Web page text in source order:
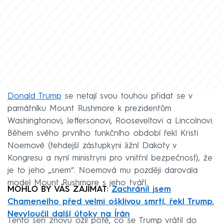
Donald Trump se netají svou touhou přidat se v
památníku Mount Rushmore k prezidentům
Washingtonovi, Jeffersonovi, Rooseveltovi a Lincolnovi.
Během svého prvního funkčního období řekl Kristi
Noemové (tehdejší zástupkyni Jižní Dakoty v
Kongresu a nyní ministryni pro vnitřní bezpečnost), že
je to jeho „snem“. Noemová mu později darovala
model Mount Rushmore s jeho tváří.
MOHLO BY VÁS ZAJÍMAT:Zachránil jsem
Chameneího před velmi ošklivou smrtí, řekl Trump.
Nevyloučil další útoky na Írán
Tento sen znovu ožil poté, co se Trump vrátil do